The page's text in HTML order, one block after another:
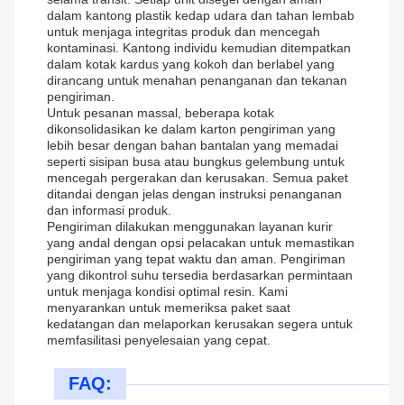
dalam kantong plastik kedap udara dan tahan lembab
untuk menjaga integritas produk dan mencegah
kontaminasi. Kantong individu kemudian ditempatkan
dalam kotak kardus yang kokoh dan berlabel yang
dirancang untuk menahan penanganan dan tekanan
pengiriman.
Untuk pesanan massal, beberapa kotak
dikonsolidasikan ke dalam karton pengiriman yang
lebih besar dengan bahan bantalan yang memadai
seperti sisipan busa atau bungkus gelembung untuk
mencegah pergerakan dan kerusakan. Semua paket
ditandai dengan jelas dengan instruksi penanganan
dan informasi produk.
Pengiriman dilakukan menggunakan layanan kurir
yang andal dengan opsi pelacakan untuk memastikan
pengiriman yang tepat waktu dan aman. Pengiriman
yang dikontrol suhu tersedia berdasarkan permintaan
untuk menjaga kondisi optimal resin. Kami
menyarankan untuk memeriksa paket saat
kedatangan dan melaporkan kerusakan segera untuk
memfasilitasi penyelesaian yang cepat.
FAQ: